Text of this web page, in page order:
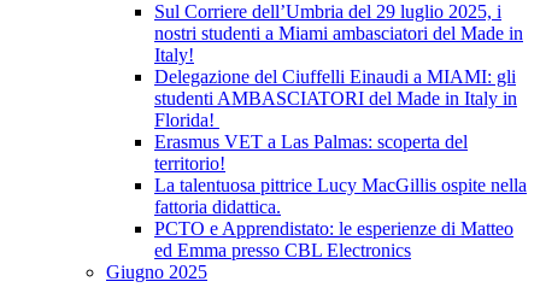
Sul Corriere dell’Umbria del 29 luglio 2025, i
nostri studenti a Miami ambasciatori del Made in
Italy!
Delegazione del Ciuffelli Einaudi a MIAMI: gli
studenti AMBASCIATORI del Made in Italy in
Florida!
Erasmus VET a Las Palmas: scoperta del
territorio!
La talentuosa pittrice Lucy MacGillis ospite nella
fattoria didattica.
PCTO e Apprendistato: le esperienze di Matteo
ed Emma presso CBL Electronics
Giugno 2025